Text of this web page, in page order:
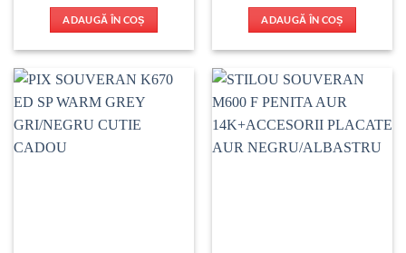
ADAUGĂ ÎN COȘ ADAUGĂ ÎN COȘ